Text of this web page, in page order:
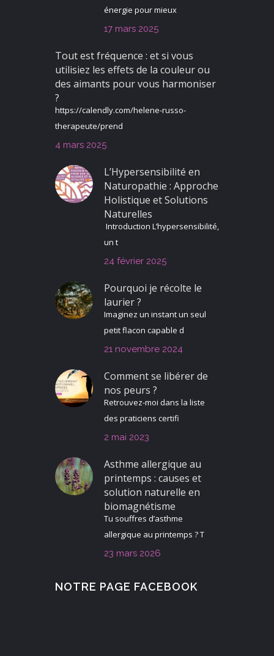
énergie pour mieux
17 mars 2025
Tout est fréquence : et si vous
utilisiez les effets de la couleur ou
des aimants pour vous harmoniser
?
https://calendly.com/helene-russo-
therapeute/prend
4 mars 2025
L’Hypersensibilité en
Naturopathie : Approche
Holistique et Solutions
Naturelles
Introduction L’hypersensibilité,
un t
24 février 2025
Pourquoi je récolte le
laurier ?
Imaginez un instant un seul
petit flacon capable d
21 novembre 2024
Comment se libérer de
nos peurs ?
Retrouvez-moi dans la liste
des praticiens certifi
2 mai 2023
Asthme allergique au
printemps : causes et
solution naturelle en
biomagnétisme
Tu souffres d’asthme
allergique au printemps ? T
23 mars 2026
NOTRE PAGE FACEBOOK